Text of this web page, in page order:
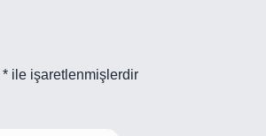
* ile işaretlenmişlerdir